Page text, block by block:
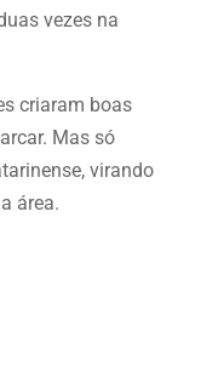
vezes na
criaram boas
Mas só
virando
área.